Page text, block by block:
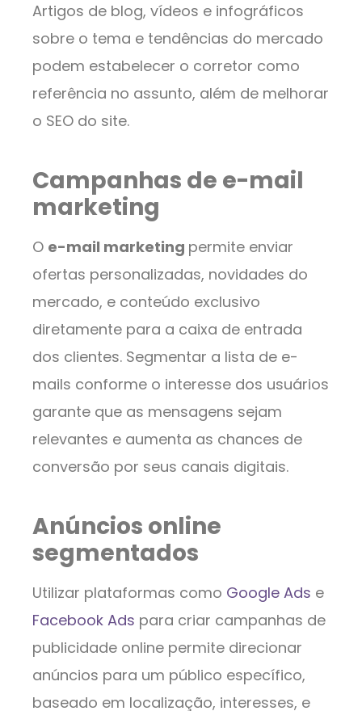
Artigos de blog, vídeos e infográficos
sobre o tema e tendências do mercado
podem estabelecer o corretor como
referência no assunto, além de melhorar
o SEO do site.
Campanhas de e-mail
marketing
O e-mail marketing permite enviar
ofertas personalizadas, novidades do
mercado, e conteúdo exclusivo
diretamente para a caixa de entrada
dos clientes. Segmentar a lista de e-
mails conforme o interesse dos usuários
garante que as mensagens sejam
relevantes e aumenta as chances de
conversão por seus canais digitais.
Anúncios online
segmentados
Utilizar plataformas como Google Ads e
Facebook Ads para criar campanhas de
publicidade online permite direcionar
anúncios para um público específico,
baseado em localização, interesses, e